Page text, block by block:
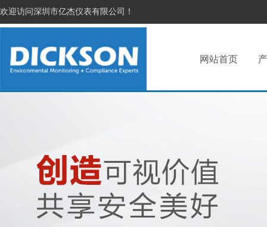
欢迎访问深圳市亿杰仪表有限公司！
网站首页